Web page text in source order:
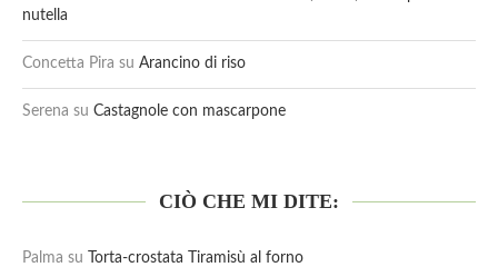
nutella
Concetta Pira su Arancino di riso
Serena su Castagnole con mascarpone
CIÒ CHE MI DITE:
Palma su Torta-crostata Tiramisù al forno